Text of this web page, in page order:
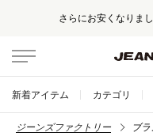
さらにお安くなりま
新着アイテム カテゴリ
ジーンズファクトリー ブ